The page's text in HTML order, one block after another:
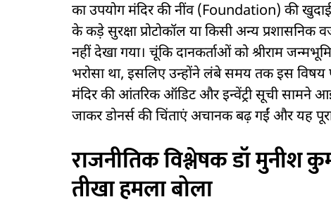
का उपयोग मंदिर की नींव (Foundation) की खुदाई
के कड़े सुरक्षा प्रोटोकॉल या किसी अन्य
नहीं देखा गया। चूंकि दानकर्ताओं को श्रीराम जन्मभूमि
भरोसा था, इसलिए उन्होंने लंबे समय तक इस विषय
मंदिर की आंतरिक ऑडिट और इन्वेंट्री सूची सामने
जाकर डोनर्स की चिंताएं अचानक बढ़ गईं और यह
राजनीतिक विश्लेषक डॉ मुनीश
तीखा हमला बोला